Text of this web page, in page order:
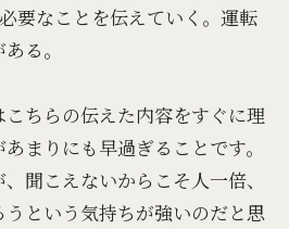
要なことを伝えていく。運転
る。
ちらの伝えた内容をすぐに理
まりにも早過ぎることです。
聞こえないからこそ人一倍、
という気持ちが強いのだと思